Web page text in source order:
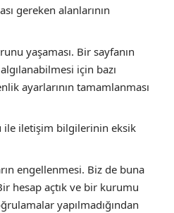
gereken alanlarının
yaşaması. Bir sayfanın
için bazı
ayarlarının tamamlanması
ile iletişim bilgilerinin eksik
engellenmesi. Biz de buna
hesap açtık ve bir kurumu
yapılmadığından